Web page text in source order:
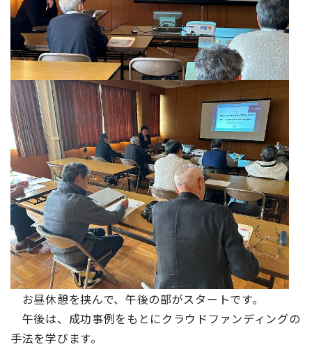
お昼休憩を挟んで、午後の部がスタートです。
午後は、成功事例をもとにクラウドファンディングの
手法を学びます。